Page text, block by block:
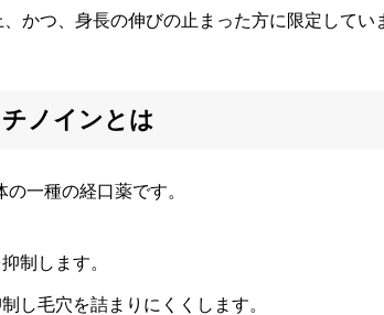
、かつ、身長の伸びの止まった方に限定してい
ノインとは
の一種の経口薬です。
制します。
し毛穴を詰まりにくくします。